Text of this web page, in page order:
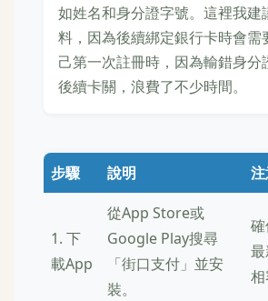
如姓名和身分證字號。這裡我建
料，因為後續綁定銀行卡時會需
己第一次註冊時，因為輸錯身分
後續卡關，浪費了不少時間。
步驟 說明
1. 下
載App
從App Store或
Google Play搜尋
「街口支付」並安
裝。
相